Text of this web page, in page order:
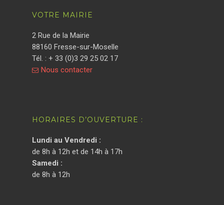
VOTRE MAIRIE
2 Rue de la Mairie
88160 Fresse-sur-Moselle
Tél. : + 33 (0)3 29 25 02 17
Nous contacter
HORAIRES D’OUVERTURE :
Lundi au Vendredi :
de 8h à 12h et de 14h à 17h
Samedi :
de 8h à 12h